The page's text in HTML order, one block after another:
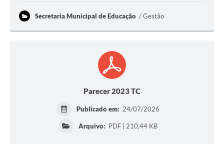
Secretaria Municipal de Educação Gestão
Parecer 2023 TC
Publicado em: 24/07/2026
Arquivo: PDF | 210,44 KB